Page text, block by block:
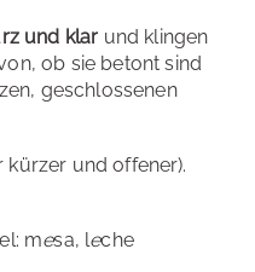
und klar und klingen
ob sie betont sind
geschlossenen
kürzer und offener).
mesa, leche